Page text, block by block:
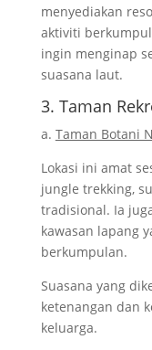
menyediakan
aktiviti
ingin menginap
suasana laut.
3. Taman
a. Taman Botani
Lokasi ini amat
jungle trekking,
tradisional. Ia
kawasan lapang
berkumpulan.
Suasana yang
ketenangan dan
keluarga.